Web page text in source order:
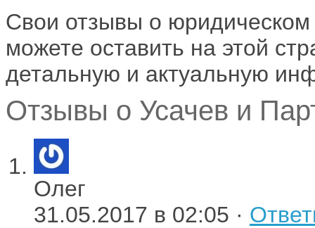
Свои отзывы о
можете оставить на этой
детальную и актуальную
Отзывы о Усачев и
Олег
31.05.2017 в 02:05 ·